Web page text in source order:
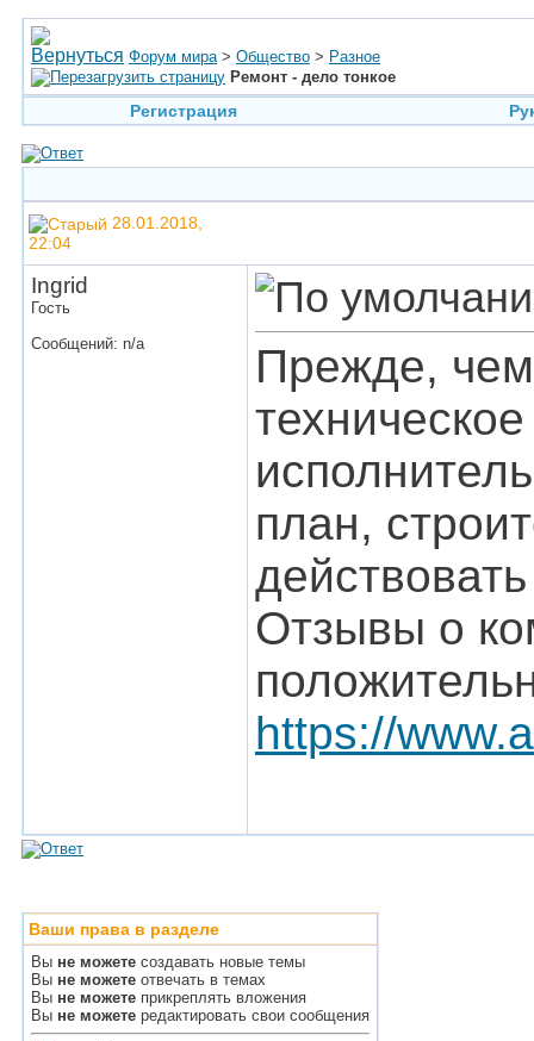
Форум мира > Общество > Разное
Ремонт - дело тонкое
Регистрация
28.01.2018,
22:04
Ingrid
Гость
Сообщений: n/a
Прежде, чем
план,
Отзывы о
https://
Ваши права в разделе
Вы не можете создавать новые темы
Вы не можете отвечать в темах
Вы не можете прикреплять вложения
Вы не можете редактировать свои сообщения